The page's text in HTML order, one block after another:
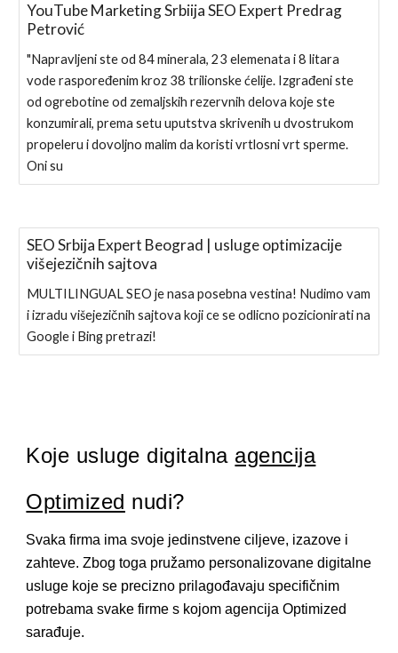
YouTube Marketing Srbiija SEO Expert Predrag
Petrović
"Napravljeni ste od 84 minerala, 23 elemenata i 8 litara
vode raspoređenim kroz 38 trilionske ćelije. Izgrađeni ste
od ogrebotine od zemaljskih rezervnih delova koje ste
konzumirali, prema setu uputstva skrivenih u dvostrukom
propeleru i dovoljno malim da koristi vrtlosni vrt sperme.
Oni su
SEO Srbija Expert Beograd | usluge optimizacije
višejezičnih sajtova
MULTILINGUAL SEO je nasa posebna vestina! Nudimo vam
i izradu višejezičnih sajtova koji ce se odlicno pozicionirati na
Google i Bing pretrazi!
Koje usluge digitalna agencija
Optimized nudi?
Svaka firma ima svoje jedinstvene ciljeve, izazove i
zahteve. Zbog toga pružamo personalizovane digitalne
usluge koje se precizno prilagođavaju specifičnim
potrebama svake firme s kojom agencija Optimized
sarađuje.